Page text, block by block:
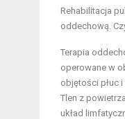
Rehabilitacja
oddechową.
Terapia
operowane w
objętości płuc
Tlen z
układ